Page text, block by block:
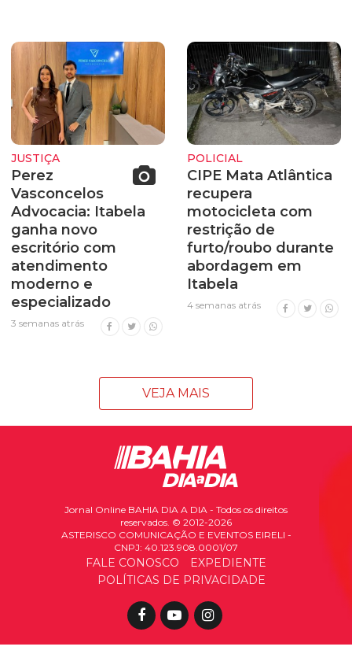
JUSTIÇA
Perez
Vasconcelos
Advocacia: Itabela
ganha novo
escritório com
atendimento
moderno e
especializado
3 semanas atrás
POLICIAL
CIPE Mata Atlântica
recupera
motocicleta com
restrição de
furto/roubo durante
abordagem em
Itabela
4 semanas atrás
VEJA MAIS
Jornal Online BAHIA DIA A DIA - Todos os direitos
reservados. © 2012-2026
ASTERISCO COMUNICAÇÃO E EVENTOS EIRELI -
CNPJ: 40.123.908.0001/07
FALE CONOSCO
EXPEDIENTE
POLÍTICAS DE PRIVACIDADE